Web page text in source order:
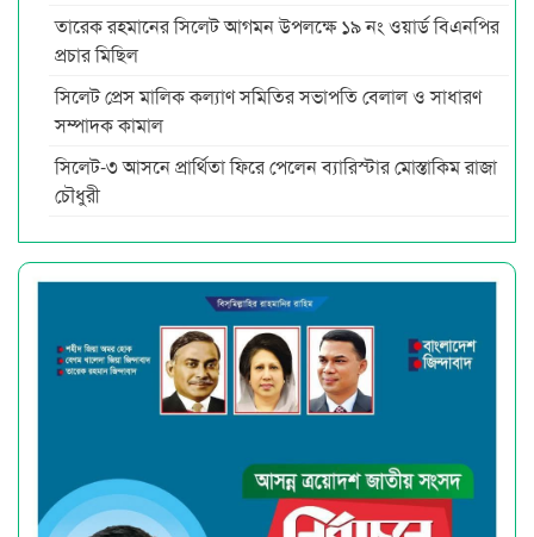
তারেক রহমানের সিলেট আগমন উপলক্ষে ১৯ নং ওয়ার্ড বিএনপির
প্রচার মিছিল
সিলেট প্রেস মালিক কল্যাণ সমিতির সভাপতি বেলাল ও সাধারণ
সম্পাদক কামাল
সিলেট-৩ আসনে প্রার্থিতা ফিরে পেলেন ব্যারিস্টার মোস্তাকিম রাজা
চৌধুরী